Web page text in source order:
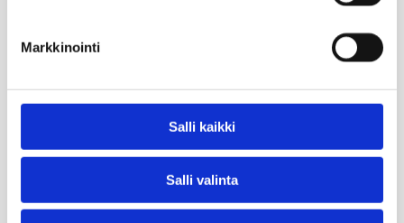
Markkinointi
Salli kaikki
Salli valinta